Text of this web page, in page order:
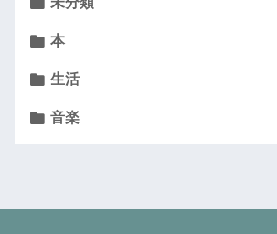
本
生活
音楽